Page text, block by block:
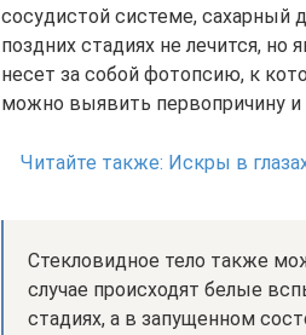
сосудистой системе, сахарный
поздних стадиях не лечится,
несет за собой фотопсию, к
можно выявить первопричину и
Читайте также: Искры в
Стекловидное тело также
случае происходят белые
стадиях, а в запущенном